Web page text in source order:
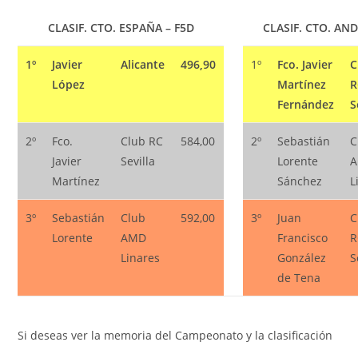
CLASIF. CTO. ESPAÑA – F5D CLASIF. CTO.
1º
Javier
López
Alicante 496,90 1º
Fco. Javier
Martínez
Fernández
2º
Fco.
Javier
Martínez
Club RC
Sevilla
584,00 2º
Sebastián
Lorente
Sánchez
3º
Sebastián
Lorente
Club
AMD
Linares
592,00 3º
Juan
Francisco
González
de Tena
Si deseas ver la memoria del Campeonato y la clasificación